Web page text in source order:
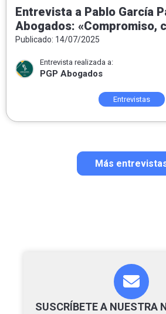
Entrevista a Pablo García
Abogados: «Compromiso,
honestidad como pilares
Publicado: 14/07/2025
Entrevista realizada a:
PGP Abogados
Entrevistas
Más
SUSCRÍBETE A NUESTRA